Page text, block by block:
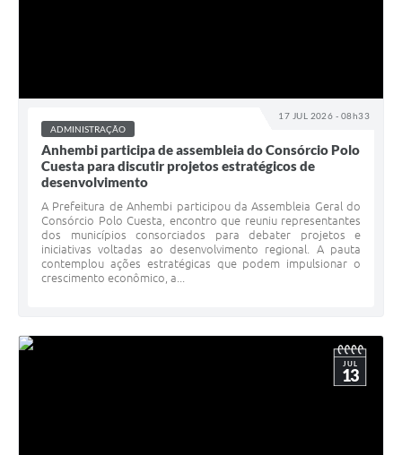
17 JUL 2026 - 08h33
ADMINISTRAÇÃO
Anhembi participa de assembleia do Consórcio Polo
Cuesta para discutir projetos estratégicos de
desenvolvimento
A Prefeitura de Anhembi participou da Assembleia Geral do
Consórcio Polo Cuesta, encontro que reuniu representantes
dos municípios consorciados para debater projetos e
iniciativas voltadas ao desenvolvimento regional. A pauta
contemplou ações estratégicas que podem impulsionar o
crescimento econômico, a...
JUL
13